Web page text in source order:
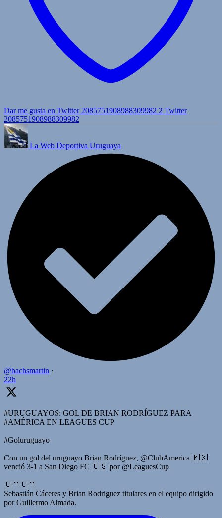
Dar me gusta en Twitter 2085751908988309982 2 Twitter
2085751908988309982
La Web Deportiva Uruguaya
@bachsmartin ·
22h
#URUGUAYOS: GOL DE BRIAN RODRÍGUEZ PARA
#AMÉRICA EN LEAGUES CUP
#Goluruguayo
Con un gol del uruguayo Brian Rodríguez, @ClubAmerica 🇲🇽
venció 3-1 a San Diego FC 🇺🇸 por @LeaguesCup
🇺🇾🇺🇾
Sebastián Cáceres y Brian Rodriguez titulares en el equipo dirigido
por Guillermo Almada.